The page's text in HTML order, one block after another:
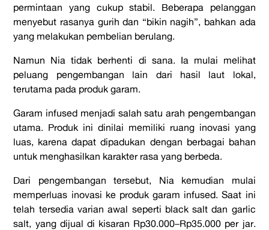
permintaan yang cukup stabil. Beberapa pelanggan
menyebut rasanya gurih dan “bikin nagih”, bahkan ada
yang melakukan pembelian berulang.
Namun Nia tidak berhenti di sana. Ia mulai melihat
peluang pengembangan lain dari hasil laut lokal,
terutama pada produk garam.
Garam infused menjadi salah satu arah pengembangan
utama. Produk ini dinilai memiliki ruang inovasi yang
luas, karena dapat dipadukan dengan berbagai bahan
untuk menghasilkan karakter rasa yang berbeda.
Dari pengembangan tersebut, Nia kemudian mulai
memperluas inovasi ke produk garam infused. Saat ini
telah tersedia varian awal seperti black salt dan garlic
salt, yang dijual di kisaran Rp30.000–Rp35.000 per jar.